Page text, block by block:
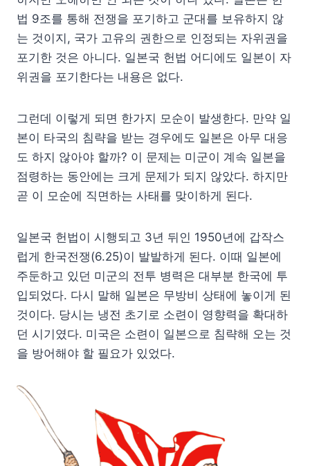
법 9조를 통해 전쟁을 포기하고 군대를 보유하지 않
는 것이지, 국가 고유의 권한으로 인정되는 자위권을
포기한 것은 아니다. 일본국 헌법 어디에도 일본이 자
위권을 포기한다는 내용은 없다.
그런데 이렇게 되면 한가지 모순이 발생한다. 만약 일
본이 타국의 침략을 받는 경우에도 일본은 아무 대응
도 하지 않아야 할까? 이 문제는 미군이 계속 일본을
점령하는 동안에는 크게 문제가 되지 않았다. 하지만
곧 이 모순에 직면하는 사태를 맞이하게 된다.
일본국 헌법이 시행되고 3년 뒤인 1950년에 갑작스
럽게 한국전쟁(6.25)이 발발하게 된다. 이때 일본에
주둔하고 있던 미군의 전투 병력은 대부분 한국에 투
입되었다. 다시 말해 일본은 무방비 상태에 놓이게 된
것이다. 당시는 냉전 초기로 소련이 영향력을 확대하
던 시기였다. 미국은 소련이 일본으로 침략해 오는 것
을 방어해야 할 필요가 있었다.